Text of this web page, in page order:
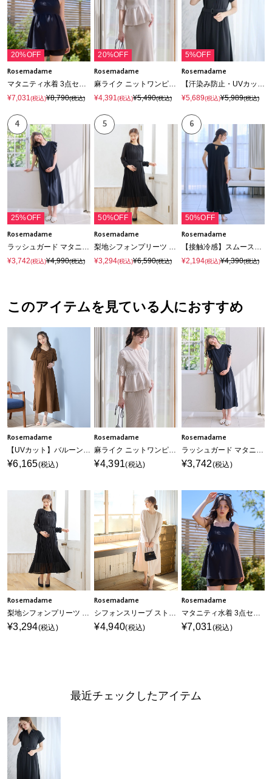
20%OFF
Rosemadame
マタニティ水着 3点セット｜体型カバー タンキニ ショートパンツ付き 産前産後対応
¥7,031 (税込)¥8,790(税込)
20%OFF
Rosemadame
麻ライク ニットワンピース｜ペプラムシルエット 体型カバー マタニティワンピース 産前産後対応
¥4,391(税込)¥5,490(税込)
5%OFF
Rosemadame
【汗染み防止・UVカット】フレンチスリーブ スキッパ―シャツ マタニティワンピース(マタニティ&授乳服）授乳口付き 授乳楽々 妊婦服 産前・産後対応
¥5,689(税込)¥5,989(税込)
4
25%OFF
Rosemadame
ラッシュガード マタニティ ワンピース｜UVカット 体型カバー フリル袖 水着 速乾
¥3,742(税込)¥4,990(税込)
5
50%OFF
Rosemadame
梨地シフォンプリーツ オケージョンワンピース（マタニティ/授乳服）授乳口付き 授乳楽々 妊婦服 産前・産後対応
¥3,294(税込)¥6,590(税込)
6
50%OFF
Rosemadame
【接触冷感】スムースAラインワンピース（マタニティ/授乳服）授乳口付き 授乳楽々 妊婦服 産前・産後対応
¥2,194(税込)¥4,390(税込)
このアイテムを見ている人におすすめ
Rosemadame
【UVカット】バルーン袖 ギャザーワンピース｜マタニティ 授乳対応 サイドファスナー 産前産後対応
¥6,165(税込)
Rosemadame
麻ライク ニットワンピース｜ペプラムシルエット 体型カバー マタニティワンピース 産前産後対応
¥4,391(税込)
Rosemadame
ラッシュガード マタニティ ワンピース｜UVカット 体型カバー フリル袖 水着 速乾
¥3,742(税込)
Rosemadame
梨地シフォンプリーツ オケージョンワンピース（マタニティ/授乳服）授乳口付き 授乳楽々 妊婦服 産前・産後対応
¥3,294(税込)
Rosemadame
シフォンスリーブ ストレッチジョーゼットワンピース（マタニティ/授乳服）授乳口付き 授乳楽々 妊婦服 産前・産後対応
¥4,940(税込)
Rosemadame
マタニティ水着 3点セット｜体型カバー タンキニ ショートパンツ付き 産前産後対応
¥7,031(税込)
最近チェックしたアイテム